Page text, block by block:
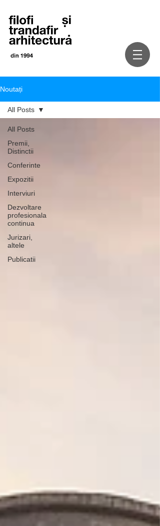
Noutați
All Posts
Premii,
Distinctii
Conferinte
Expozitii
Interviuri
Dezvoltare
profesionala
continua
Jurizari,
altele
Publicatii
All Posts